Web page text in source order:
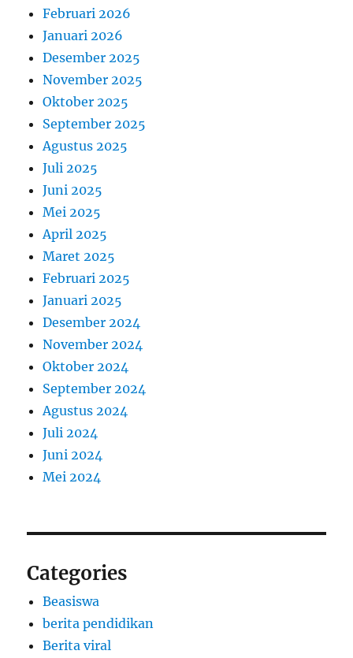
Februari 2026
Januari 2026
Desember 2025
November 2025
Oktober 2025
September 2025
Agustus 2025
Juli 2025
Juni 2025
Mei 2025
April 2025
Maret 2025
Februari 2025
Januari 2025
Desember 2024
November 2024
Oktober 2024
September 2024
Agustus 2024
Juli 2024
Juni 2024
Mei 2024
Categories
Beasiswa
berita pendidikan
Berita viral